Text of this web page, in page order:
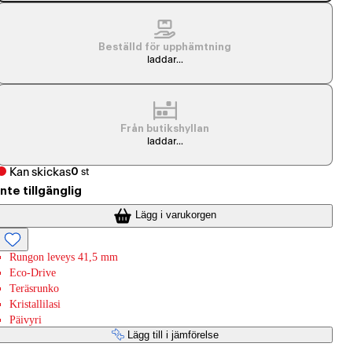
Beställd för upphämtning
laddar...
Från butikshyllan
laddar...
Kan skickas0 st
Inte tillgänglig
Lägg i varukorgen
Rungon leveys 41,5 mm
Eco-Drive
Teräsrunko
Kristallilasi
Päivyri
Lägg till i jämförelse